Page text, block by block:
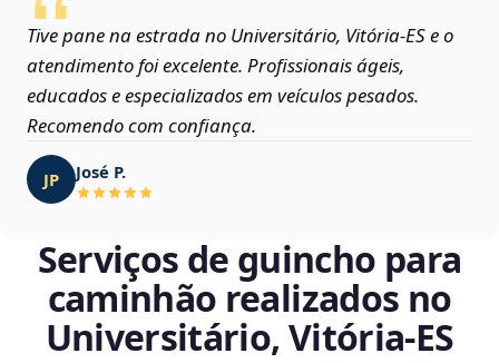
Tive pane na estrada no Universitário, Vitória‑ES e o
atendimento foi excelente. Profissionais ágeis,
educados e especializados em veículos pesados.
Recomendo com confiança.
JP José P.
Serviços de guincho para
caminhão realizados no
Universitário, Vitória‑ES